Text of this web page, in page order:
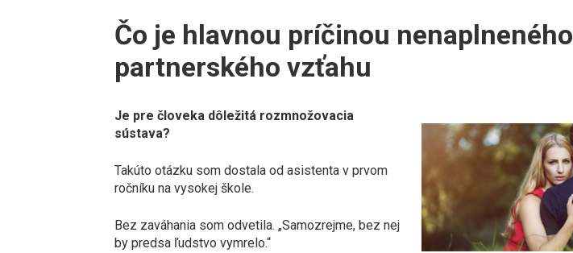
Čo je hlavnou príčinou nenaplneného
partnerského vzťahu
Je pre človeka dôležitá rozmnožovacia
sústava?
Takúto otázku som dostala od asistenta v prvom
ročníku na vysokej škole.
Bez zaváhania som odvetila. „Samozrejme, bez nej
by predsa ľudstvo vymrelo.“